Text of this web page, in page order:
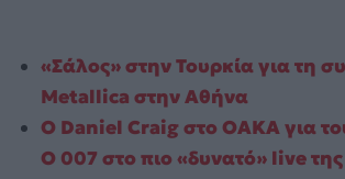
«Σάλος» στην Τουρκία για τη
Metallica στην Αθήνα
Ο Daniel Craig στο ΟΑΚΑ για
Ο 007 στο πιο «δυνατό» live